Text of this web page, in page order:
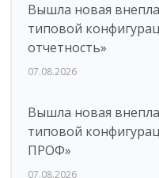
Вышла новая
типовой
отчетность»
07.08.2026
Вышла новая
типовой
ПРОФ»
07.08.2026